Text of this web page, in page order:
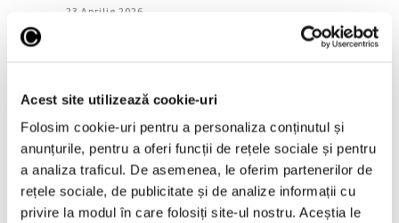
Acest site utilizează cookie-uri
Folosim cookie-uri pentru a personaliza conținutul și
anunțurile, pentru a oferi funcții de rețele sociale și pentru
a analiza traficul. De asemenea, le oferim partenerilor de
rețele sociale, de publicitate și de analize informații cu
privire la modul în care folosiți site-ul nostru. Aceștia le
23 Aprilie 2026
Câștigătorii premiilor Oscar 2026